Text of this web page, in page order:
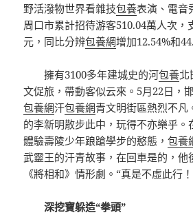
野活潑物世界看雜技包養表演、電音
周口市累計招待游客510.04萬人次，
元，同比分辨包養網增加12.54%和
擁有3100多年建城史的河包養北
文促旅，帶動客似云來。5月22日，
包養網汗包養網青文明街區熱烈不凡
的李新明散步此中，玩得不亦樂乎。
體驗壽陵少年踉蹌學步的憨態，包養
武靈王的汗青故事，在回車是的，他
《將相和》情形劇。“真是不虛此行
深挖寶躲造“拳頭”